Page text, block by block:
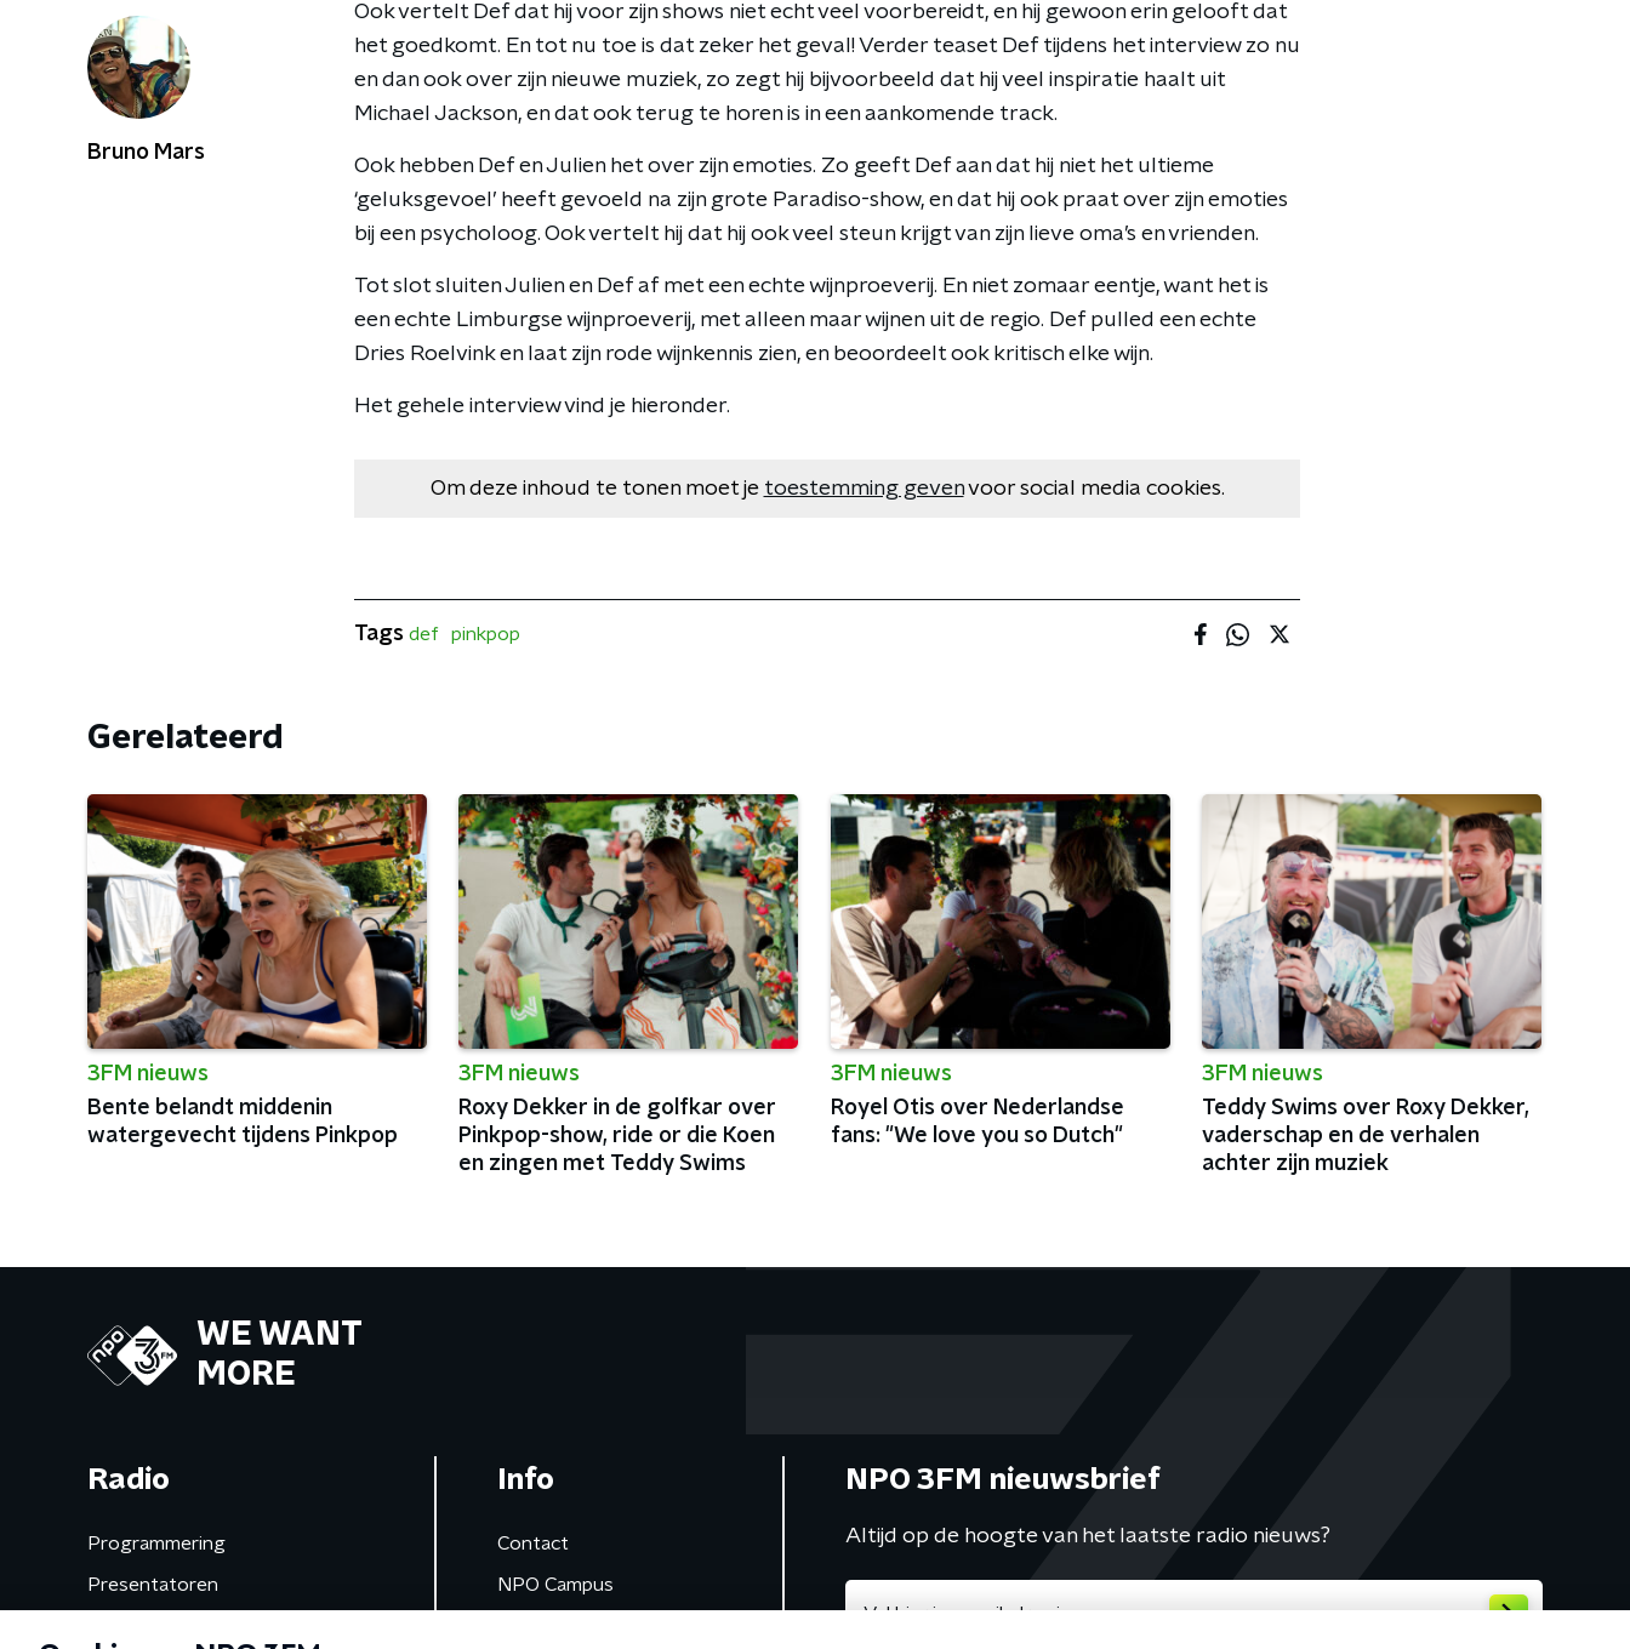
Ook vertelt Def dat hij voor zijn shows niet echt veel voorbereidt, en hij gewoon erin gelooft dat
het goedkomt. En tot nu toe is dat zeker het geval! Verder teaset Def tijdens het interview zo nu
en dan ook over zijn nieuwe muziek, zo zegt hij bijvoorbeeld dat hij veel inspiratie haalt uit
Michael Jackson, en dat ook terug te horen is in een aankomende track.
Ook hebben Def en Julien het over zijn emoties. Zo geeft Def aan dat hij niet het ultieme
‘geluksgevoel’ heeft gevoeld na zijn grote Paradiso-show, en dat hij ook praat over zijn emoties
bij een psycholoog. Ook vertelt hij dat hij ook veel steun krijgt van zijn lieve oma’s en vrienden.
Tot slot sluiten Julien en Def af met een echte wijnproeverij. En niet zomaar eentje, want het is
een echte Limburgse wijnproeverij, met alleen maar wijnen uit de regio. Def pulled een echte
Dries Roelvink en laat zijn rode wijnkennis zien, en beoordeelt ook kritisch elke wijn.
Het gehele interview vind je hieronder.
Om deze inhoud te tonen moet je toestemming gevenvoor social media cookies.
Bruno Mars
Tags def pinkpop
Gerelateerd
3FM nieuws
Bente belandt middenin
watergevecht tijdens Pinkpop
3FM nieuws
Roxy Dekker in de golfkar over
Pinkpop-show, ride or die Koen
en zingen met Teddy Swims
3FM nieuws
Royel Otis over Nederlandse
fans: "We love you so Dutch"
3FM nieuws
Teddy Swims over Roxy Dekker,
vaderschap en de verhalen
achter zijn muziek
WE WANT
MORE
Radio
Programmering
Presentatoren
Info
Contact
NPO Campus
NPO 3FM nieuwsbrief
Altijd op de hoogte van het laatste radio nieuws?